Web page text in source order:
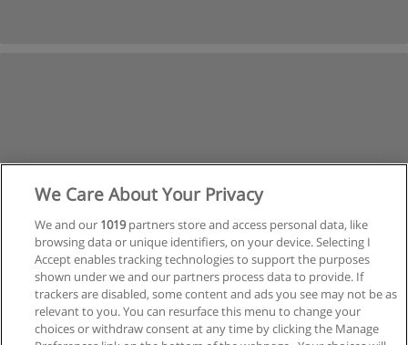
We Care About Your Privacy
We and our 1019partners store and access personal data, like
browsing data or unique identifiers, on your device. Selecting I
Accept enables tracking technologies to support the purposes
shown under we and our partners process data to provide. If
trackers are disabled, some content and ads you see may not be as
relevant to you. You can resurface this menu to change your
choices or withdraw consent at any time by clicking the Manage